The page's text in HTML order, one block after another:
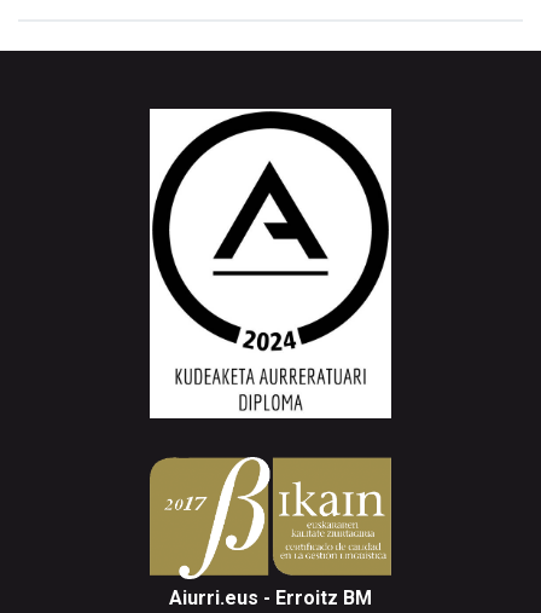
Aiurri.eus - Erroitz BM